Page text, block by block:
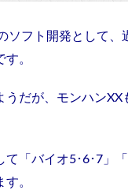
ソフト開発として
。
だが、モンハン
「バイオ5･6･7」
。